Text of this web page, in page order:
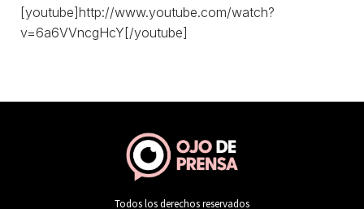
Todos los derechos reservados